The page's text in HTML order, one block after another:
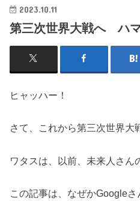
2023.10.11
第三次世界大戦へ ハ
ヒャッハー！
さて、これから第三次世界大
ワタスは、以前、未来人さん
この記事は、なぜかGoogle